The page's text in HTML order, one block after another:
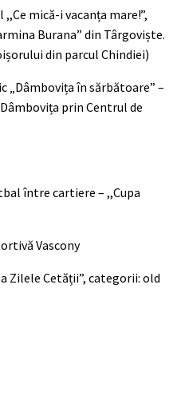
,,Ce mică-i vacanța mare!”,
Burana” din Târgoviște.
din parcul Chindiei)
„Dâmbovița în sărbătoare” –
prin Centrul de
între cartiere – ,,Cupa
Vascony
Zilele Cetății”, categorii: old